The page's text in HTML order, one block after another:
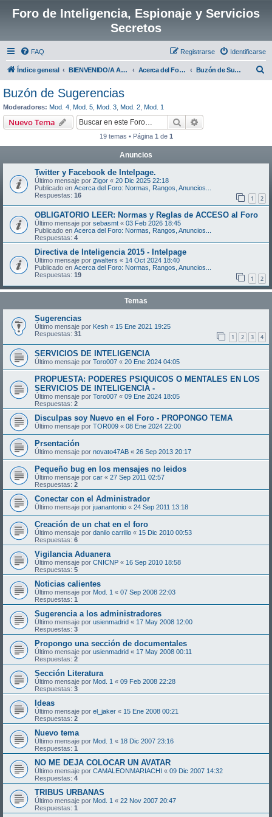
Foro de Inteligencia, Espionaje y Servicios
Secretos
FAQ Identificarse
Registrarse
Índice general BIENVENIDO/A AL FORO! Acerca del Foro: Normas, Rangos, Anuncios... Buzón de Sugerencias
Buzón de Sugerencias
Moderadores: Mod. 4 Mod. 5 Mod. 3 Mod. 2 Mod. 1
Nuevo Tema Buscar
19 temas • Página 1 de 1
Anuncios
Twitter y Facebook de Intelpage.
Último mensaje por Zigor « 20 Dic 2025 22:18
Publicado en Acerca del Foro: Normas, Rangos, Anuncios...
Respuestas: 16 1 2
OBLIGATORIO LEER: Normas y Reglas de ACCESO al Foro
Último mensaje por sebasmt « 03 Feb 2026 18:45
Publicado en Acerca del Foro: Normas, Rangos, Anuncios...
Respuestas: 4
Directiva de Inteligencia 2015 - Intelpage
Último mensaje por gwalters « 14 Oct 2024 18:40
Publicado en Acerca del Foro: Normas, Rangos, Anuncios...
Respuestas: 19 1 2
Temas
Sugerencias
Último mensaje por Kesh « 15 Ene 2021 19:25
Respuestas: 31 1 2 3 4
SERVICIOS DE INTELIGENCIA
Último mensaje por Toro007 « 20 Ene 2024 04:05
PROPUESTA: PODERES PSIQUICOS O MENTALES EN LOS
SERVICIOS DE INTELIGENCIA -
Último mensaje por Toro007 « 09 Ene 2024 18:05
Respuestas: 2
Disculpas soy Nuevo en el Foro - PROPONGO TEMA
Último mensaje por TOR009 « 08 Ene 2024 22:00
Prsentación
Último mensaje por novato47AB « 26 Sep 2013 20:17
Pequeño bug en los mensajes no leidos
Último mensaje por car « 27 Sep 2011 02:57
Respuestas: 2
Conectar con el Administrador
Último mensaje por juanantonio « 24 Sep 2011 13:18
Creación de un chat en el foro
Último mensaje por danilo carrillo « 15 Dic 2010 00:53
Respuestas: 6
Vigilancia Aduanera
Último mensaje por CNICNP « 16 Sep 2010 18:58
Respuestas: 5
Noticias calientes
Último mensaje por Mod. 1 « 07 Sep 2008 22:03
Respuestas: 1
Sugerencia a los administradores
Último mensaje por usienmadrid « 17 May 2008 12:00
Respuestas: 3
Propongo una sección de documentales
Último mensaje por usienmadrid « 17 May 2008 00:11
Respuestas: 2
Sección Literatura
Último mensaje por Mod. 1 « 09 Feb 2008 22:28
Respuestas: 3
Ideas
Último mensaje por el_jaker « 15 Ene 2008 00:21
Respuestas: 2
Nuevo tema
Último mensaje por Mod. 1 « 18 Dic 2007 23:16
Respuestas: 1
NO ME DEJA COLOCAR UN AVATAR
Último mensaje por CAMALEONMARIACHI « 09 Dic 2007 14:32
Respuestas: 4
TRIBUS URBANAS
Último mensaje por Mod. 1 « 22 Nov 2007 20:47
Respuestas: 1